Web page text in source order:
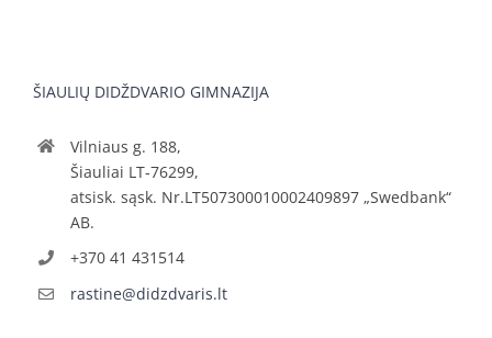
ŠIAULIŲ DIDŽDVARIO GIMNAZIJA
Vilniaus g. 188,
Šiauliai LT-76299,
atsisk. sąsk. Nr.LT507300010002409897 „Swedbank“
AB.
+370 41 431514
rastine@didzdvaris.lt